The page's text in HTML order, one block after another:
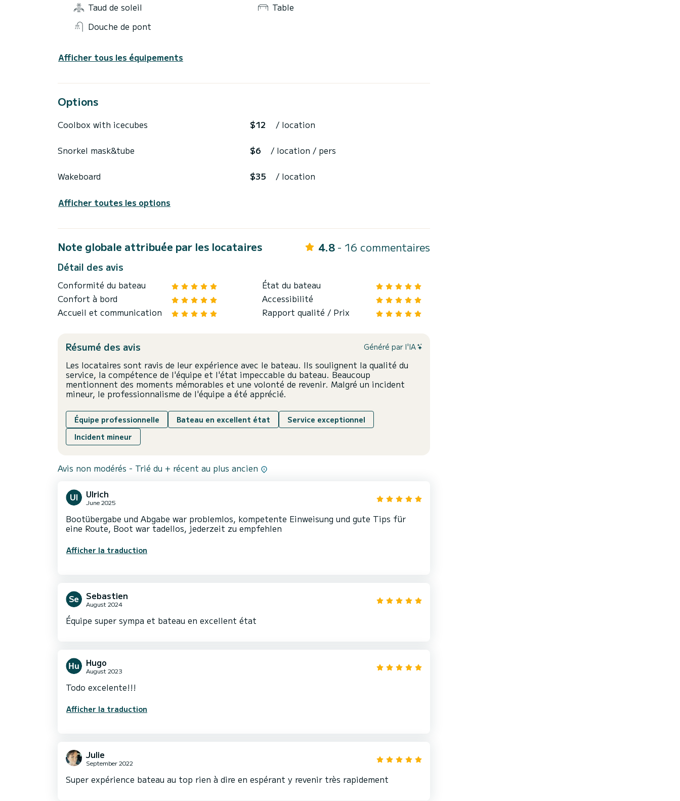
Taud de soleil
Table
Douche de pont
Afficher tous les équipements
Options
Coolbox with icecubes $12 / location
Snorkel mask&tube $6 / location / pers
Wakeboard $35 / location
Afficher toutes les options
Note globale attribuée par les locataires 4.8 - 16 commentaires
Détail des avis
Conformité du bateau
État du bateau
Confort à bord
Accessibilité
Accueil et communication
Rapport qualité / Prix
Résumé des avis Généré par l'IA
Les locataires sont ravis de leur expérience avec le bateau. Ils soulignent la qualité du
service, la compétence de l'équipe et l'état impeccable du bateau. Beaucoup
mentionnent des moments mémorables et une volonté de revenir. Malgré un incident
mineur, le professionnalisme de l'équipe a été apprécié.
Équipe professionnelle Bateau en excellent état
Service exceptionnel
Incident mineur
Avis non modérés - Trié du + récent au plus ancien
Ulrich
June 2025
Bootübergabe und Abgabe war problemlos, kompetente Einweisung und gute Tips für
eine Route, Boot war tadellos, jederzeit zu empfehlen
Afficher la traduction
Sebastien
August 2024
Équipe super sympa et bateau en excellent état
Hugo
August 2023
Todo excelente!!!
Afficher la traduction
Julie
September 2022
Super expérience bateau au top rien à dire en espérant y revenir très rapidement